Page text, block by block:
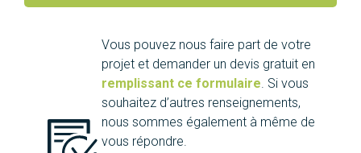
Vous pouvez nous faire part de votre
projet et demander un devis gratuit en
remplissant ce formulaire. Si vous
souhaitez d’autres renseignements,
nous sommes également à même de
vous répondre.